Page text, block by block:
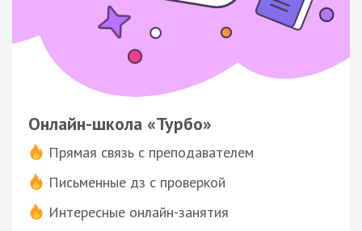
Онлайн-школа «Турбо»
Прямая связь с преподавателем
Письменные дз с проверкой
Интересные онлайн-занятия